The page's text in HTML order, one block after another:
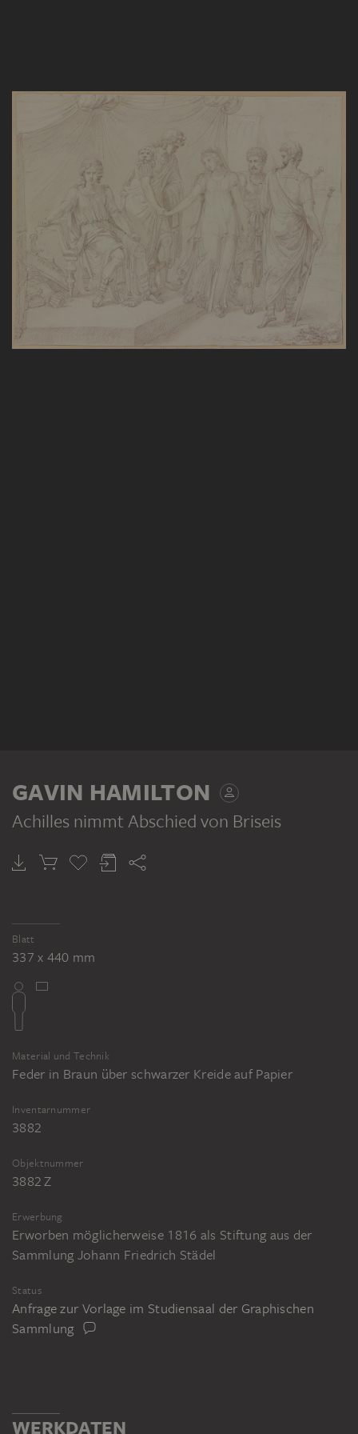
GAVIN HAMILTON
Achilles nimmt Abschied von Briseis
Blatt
337 x 440 mm
Material und Technik
Feder in Braun über schwarzer Kreide auf Papier
Inventarnummer
3882
Objektnummer
3882 Z
Erwerbung
Erworben möglicherweise 1816 als Stiftung aus der
Sammlung Johann Friedrich Städel
Status
Anfrage zur Vorlage im Studiensaal der Graphischen
Sammlung
WERKDATEN